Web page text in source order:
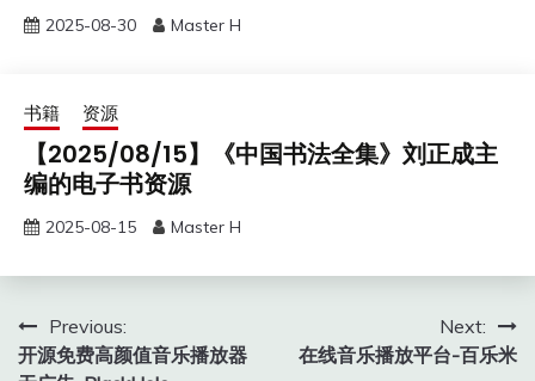
2025-08-30 Master H
书籍 资源
【2025/08/15】《中国书法全集》刘正成主
编的电子书资源
2025-08-15 Master H
PostPrevious:
开源免费高颜值音乐播放器
Next:
在线音乐播放平台-百乐米